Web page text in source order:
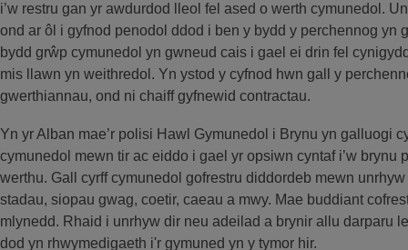
i’w restru gan yr awdurdod lleol fel ased o werth cymunedol.
ond ar ôl i gyfnod penodol ddod i ben y bydd y perchennog yn
bydd grŵp cymunedol yn gwneud cais i gael ei drin fel
mis llawn yn weithredol. Yn ystod y cyfnod hwn gall y
gwerthiannau, ond ni chaiff gyfnewid contractau.
Yn yr Alban mae’r polisi Hawl Gymunedol i Brynu yn galluogi
cymunedol mewn tir ac eiddo i gael yr opsiwn cyntaf i’w brynu
werthu. Gall cyrff cymunedol gofrestru diddordeb mewn
stadau, siopau gwag, coetir, caeau a mwy. Mae buddiant
mlynedd. Rhaid i unrhyw dir neu adeilad a brynir allu darparu
dod yn rhwymedigaeth i'r gymuned yn y tymor hir.